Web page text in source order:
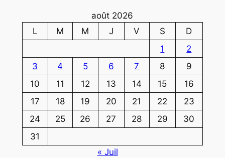
août 2026
L
M M J V S
D
1
2
3
4 5 6 7 8
9
10
11 12 13 14 15
16
17
18 19 20 21 22
23
24
25 26 27 28 29
30
31
« Juil